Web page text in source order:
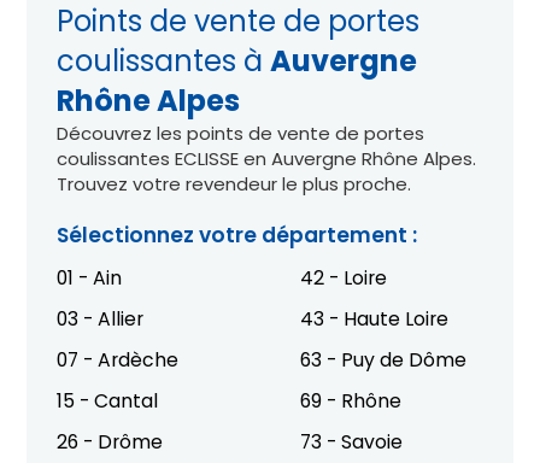
Points de vente de portes
coulissantes àAuvergne
Rhône Alpes
Découvrez les points de vente de portes
coulissantes ECLISSE en Auvergne Rhône Alpes.
Trouvez votre revendeur le plus proche.
Sélectionnez votre département :
01 - Ain
03 - Allier
07 - Ardèche
15 - Cantal
26 - Drôme
42 - Loire
43 - Haute Loire
63 - Puy de Dôme
69 - Rhône
73 - Savoie